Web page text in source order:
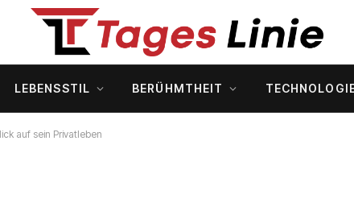
LEBENSSTIL BERÜHMTHEIT
auf sein Privatleben